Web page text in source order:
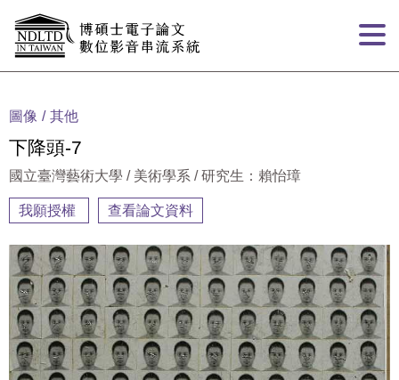
圖像 其他
下降頭-7
國立臺灣藝術大學 / 美術學系 / 研究生：賴怡璋
我願授權 查看論文資料